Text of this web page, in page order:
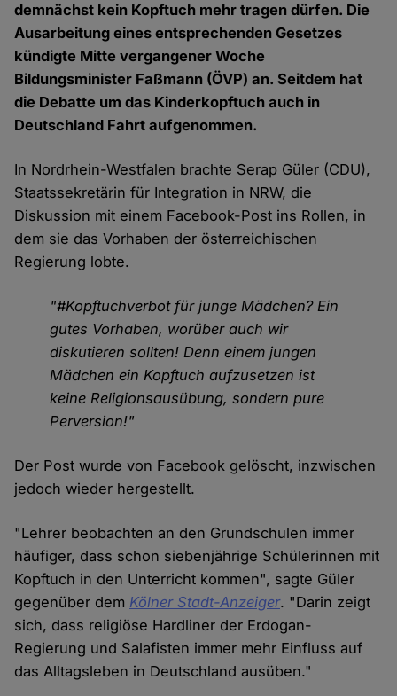
demnächst kein Kopftuch mehr tragen dürfen. Die
Ausarbeitung eines entsprechenden Gesetzes
kündigte Mitte vergangener Woche
Bildungsminister Faßmann (ÖVP) an. Seitdem hat
die Debatte um das Kinderkopftuch auch in
Deutschland Fahrt aufgenommen.
In Nordrhein-Westfalen brachte Serap Güler (CDU),
Staatssekretärin für Integration in NRW, die
Diskussion mit einem Facebook-Post ins Rollen, in
dem sie das Vorhaben der österreichischen
Regierung lobte.
"#Kopftuchverbot für junge Mädchen? Ein
gutes Vorhaben, worüber auch wir
diskutieren sollten! Denn einem jungen
Mädchen ein Kopftuch aufzusetzen ist
keine Religionsausübung, sondern pure
Perversion!"
Der Post wurde von Facebook gelöscht, inzwischen
jedoch wieder hergestellt.
"Lehrer beobachten an den Grundschulen immer
häufiger, dass schon siebenjährige Schülerinnen mit
Kopftuch in den Unterricht kommen", sagte Güler
gegenüber dem Kölner Stadt-Anzeiger. "Darin zeigt
sich, dass religiöse Hardliner der Erdogan-
Regierung und Salafisten immer mehr Einfluss auf
das Alltagsleben in Deutschland ausüben."